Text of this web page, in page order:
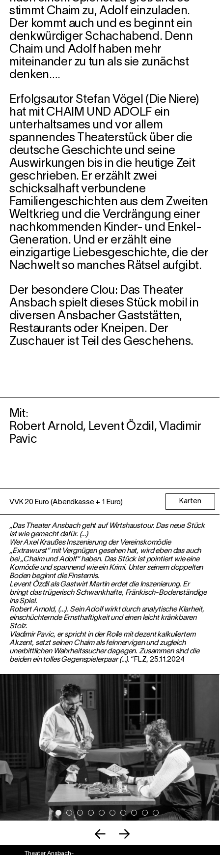
stimmt Chaim zu, Adolf einzuladen.
Der kommt auch und es beginnt ein
denkwürdiger Schachabend. Denn
Chaim und Adolf haben mehr
miteinander zu tun als sie zunächst
denken….
Erfolgsautor Stefan Vögel (Die Niere)
hat mit CHAIM UND ADOLF ein
unterhaltsames und vor allem
spannendes Theaterstück über die
deutsche Geschichte und seine
Auswirkungen bis in die heutige Zeit
geschrieben. Er erzählt zwei
schicksalhaft verbundene
Familiengeschichten aus dem Zweiten
Weltkrieg und die Verdrängung einer
nachkommenden Kinder- und Enkel-
Generation. Und er erzählt eine
einzigartige Liebesgeschichte, die der
Nachwelt so manches Rätsel aufgibt.
Der besondere Clou: Das Theater
Ansbach spielt dieses Stück mobil in
diversen Ansbacher Gaststätten,
Restaurants oder Kneipen. Der
Zuschauer ist Teil des Geschehens.
Mit:
Robert Arnold, Levent Özdil, Vladimir
Pavic
VVK 20 Euro (Abendkasse + 1 Euro) Karten
„Das Theater Ansbach geht auf Wirtshaustour. Das neue Stück
ist wie gemacht dafür. (…)
Wer Axel Kraußes Inszenierung der Vereinskomödie
„Extrawurst“ mit Vergnügen gesehen hat, wird eben das auch
bei „Chaim und Adolf“ haben. Das Stück ist pointiert wie eine
Komödie und spannend wie ein Krimi. Unter seinem doppelten
Boden beginnt die Finsternis.
Levent Özdil als Gastwirt Martin erdet die Inszenierung. Er
bringt das trügerisch Schwankhafte, Fränkisch-Bodenständige
ins Spiel.
Robert Arnold, (…). Sein Adolf wirkt durch analytische Klarheit,
einschüchternde Ernsthaftigkeit und einen leicht kränkbaren
Stolz.
Vladimir Pavic, er spricht in der Rolle mit dezent kalkuliertem
Akzent, setzt seinen Chaim als feinnervigen und zugleich
unerbittlichen Wahrheitssucher dagegen. Zusammen sind die
beiden ein tolles Gegenspielerpaar (…).“FLZ, 25.11.2024
Theater Ansbach-